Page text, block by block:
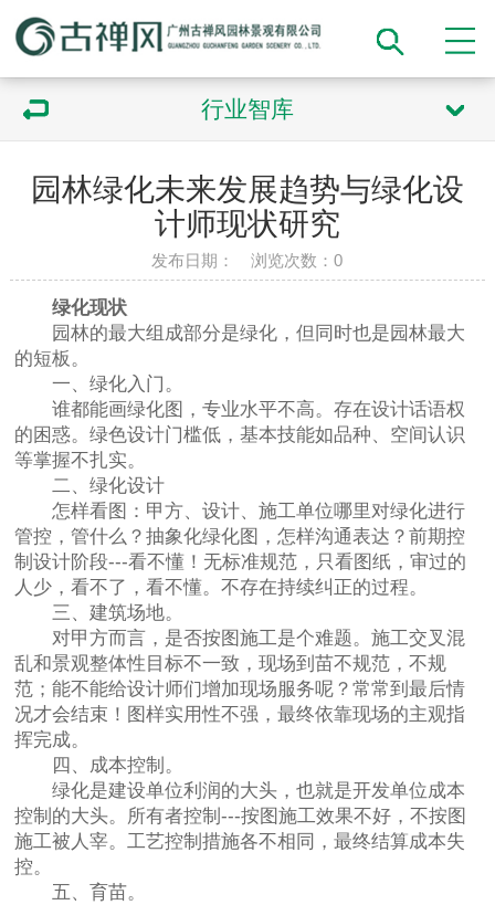
行业智库
园林绿化未来发展趋势与绿化设
计师现状研究
发布日期： 浏览次数：0
绿化现状
园林的最大组成部分是绿化，但同时也是园林最大
的短板。
一、绿化入门。
谁都能画绿化图，专业水平不高。存在设计话语权
的困惑。绿色设计门槛低，基本技能如品种、空间认识
等掌握不扎实。
二、绿化设计
怎样看图：甲方、设计、施工单位哪里对绿化进行
管控，管什么？抽象化绿化图，怎样沟通表达？前期控
制设计阶段---看不懂！无标准规范，只看图纸，审过的
人少，看不了，看不懂。不存在持续纠正的过程。
三、建筑场地。
对甲方而言，是否按图施工是个难题。施工交叉混
乱和景观整体性目标不一致，现场到苗不规范，不规
范；能不能给设计师们增加现场服务呢？常常到最后情
况才会结束！图样实用性不强，最终依靠现场的主观指
挥完成。
四、成本控制。
绿化是建设单位利润的大头，也就是开发单位成本
控制的大头。所有者控制---按图施工效果不好，不按图
施工被人宰。工艺控制措施各不相同，最终结算成本失
控。
五、育苗。